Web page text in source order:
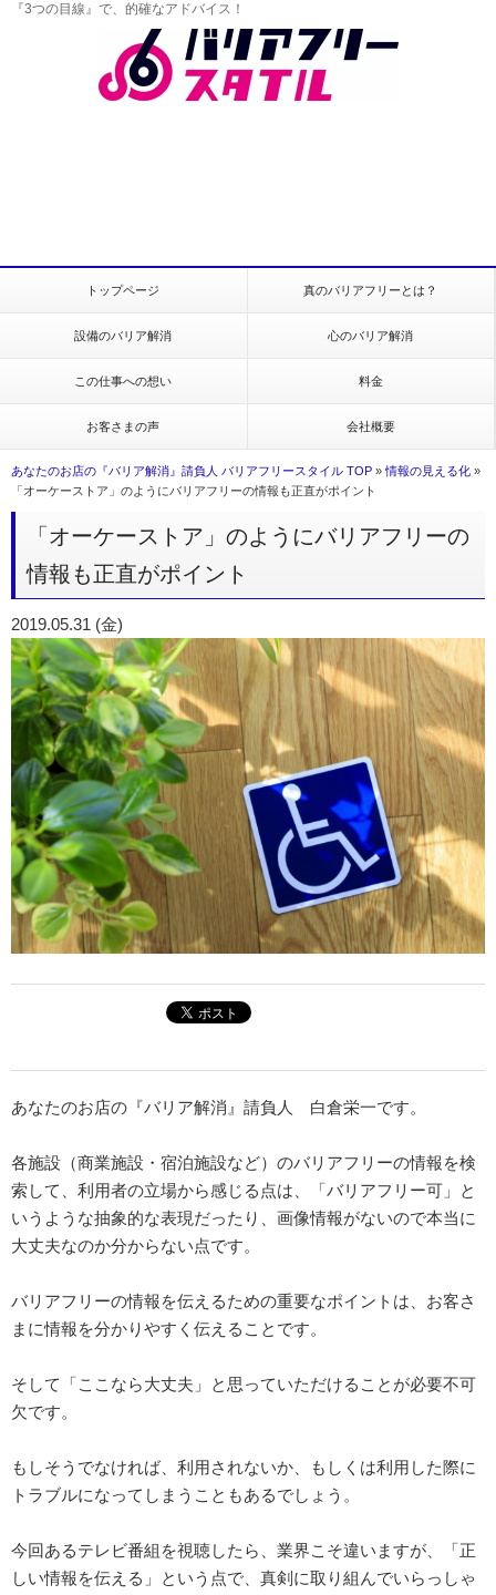
『3つの目線』で、的確なアドバイス！
トップページ 真のバリアフリーとは？
設備のバリア解消 心のバリア解消
この仕事への想い 料金
お客さまの声 会社概要
あなたのお店の『バリア解消』請負人 バリアフリースタイル TOP »情報の見える化 »
「オーケーストア」のようにバリアフリーの情報も正直がポイント
「オーケーストア」のようにバリアフリーの
情報も正直がポイント
2019.05.31 (金)
あなたのお店の『バリア解消』請負人 白倉栄一です。
各施設（商業施設・宿泊施設など）のバリアフリーの情報を検
索して、利用者の立場から感じる点は、「バリアフリー可」と
いうような抽象的な表現だったり、画像情報がないので本当に
大丈夫なのか分からない点です。
バリアフリーの情報を伝えるための重要なポイントは、お客さ
まに情報を分かりやすく伝えることです。
そして「ここなら大丈夫」と思っていただけることが必要不可
欠です。
もしそうでなければ、利用されないか、もしくは利用した際に
トラブルになってしまうこともあるでしょう。
今回あるテレビ番組を視聴したら、業界こそ違いますが、「正
しい情報を伝える」という点で、真剣に取り組んでいらっしゃ